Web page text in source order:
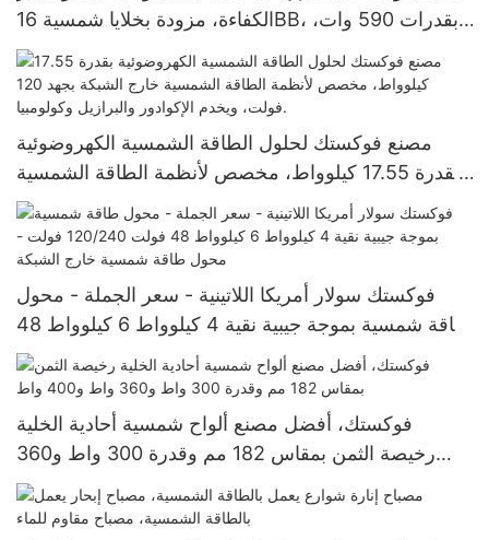
الكفاءة، مزودة بخلايا شمسية 16BB، بقدرات 590 وات،
مصنع فوكستك لحلول الطاقة الشمسية الكهروضوئية
بقدرة 17.55 كيلوواط، مخصص لأنظمة الطاقة الشمسية
خارج الشبكة بجهد 120 فولت، ويخدم الإكوادور والبرازيل
وكولومبيا.
فوكستك سولار أمريكا اللاتينية - سعر الجملة - محول
طاقة شمسية بموجة جيبية نقية 4 كيلوواط 6 كيلوواط 48
فولت 120/240 فولت - محول طاقة شمسية خارج
الشبكة
فوكستك، أفضل مصنع ألواح شمسية أحادية الخلية
رخيصة الثمن بمقاس 182 مم وقدرة 300 واط و360
واط و400 واط